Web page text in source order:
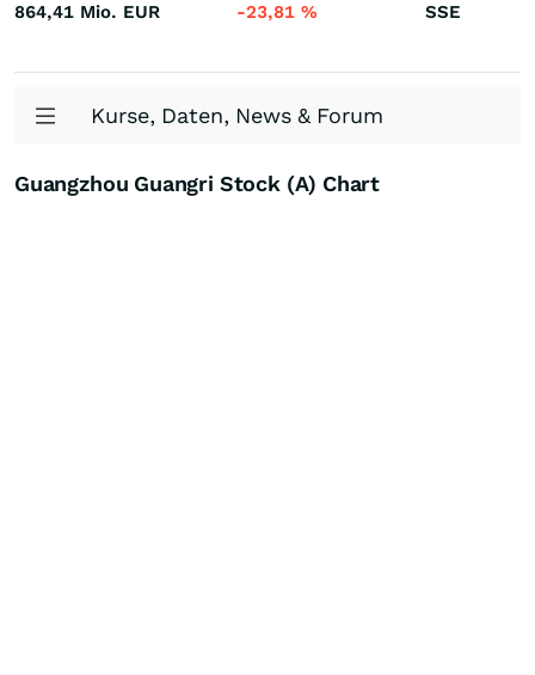
864,41 Mio. EUR -23,81 % SSE
Kurse, Daten, News & Forum
Guangzhou Guangri Stock (A) Chart